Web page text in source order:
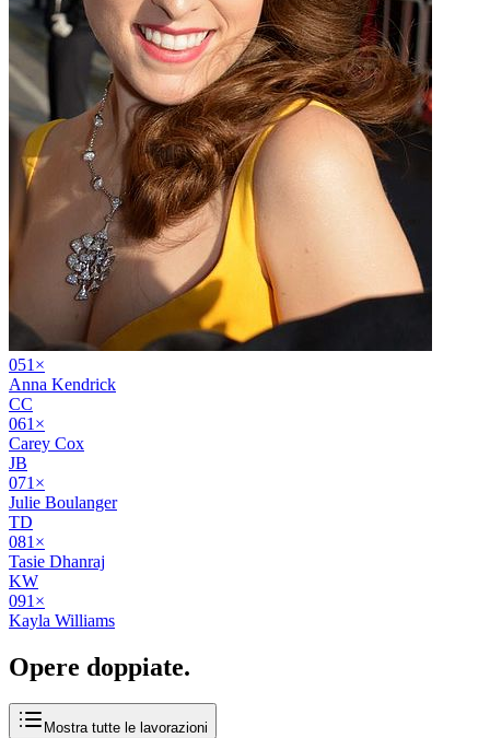
051 ×
Anna Kendrick
CC
061 ×
Carey Cox
JB
071 ×
Julie Boulanger
TD
081 ×
Tasie Dhanraj
KW
091 ×
Kayla Williams
Opere doppiate.
Mostra tutte le lavorazioni